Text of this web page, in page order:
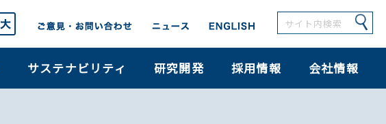
サステナビリティ 研究開発 採用情報 会社情報